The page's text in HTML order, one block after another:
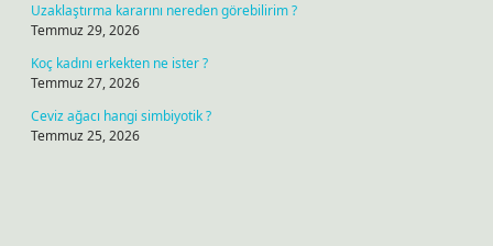
Uzaklaştırma kararını nereden görebilirim ?
Temmuz 29, 2026
Koç kadını erkekten ne ister ?
Temmuz 27, 2026
Ceviz ağacı hangi simbiyotik ?
Temmuz 25, 2026